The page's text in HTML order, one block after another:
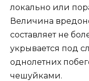
локально или
Величина
составляет не
укрывается под
однолетних
чешуйками.